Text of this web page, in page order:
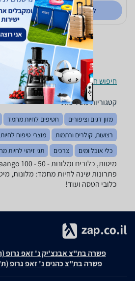
לפרטים נוספים
חיפוש חנויות מיטות, כלובים ומלונות לפי
קטגוריות משלימות
מזון דגים וציפורים חטיפים לחיות מחמד
רצועות, קולרים ורתמות
מוצרי טיפוח לחיות
כלי אוכל ומים
צרכים תגי זיהוי לחיות
פתרונות שינה לחיות מחמד: מלונות,
כלובי הטסה ועוד!
פשרה בת"צ אבנצ'יק נ' זאפ גרופ (ת"צ 23008-
פשרה בת"צ כהנים נ' זאפ גרופ (ת"צ 60371-